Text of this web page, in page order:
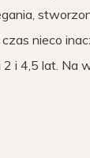
nieco
i 4,5 lat. Na